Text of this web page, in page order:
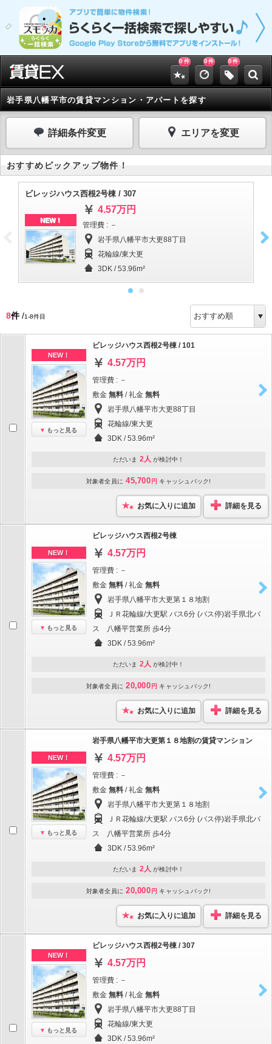
0 件 0件 0件
岩手県八幡平市の賃貸マンション・アパートを探す
詳細条件変更 エリアを変更
おすすめピックアップ物件！
ビレッジハウス西根2号棟 / 307
NEW！
4.57万円
管理費 : －
岩手県八幡平市大更88丁目
花輪線/東大更
3DK / 53.96m²
8件/1-8件目
NEW！
もっと見る
ビレッジハウス西根2号棟 / 101
4.57万円
管理費 : －
敷金 無料 / 礼金 無料
岩手県八幡平市大更88丁目
花輪線/東大更
3DK / 53.96m²
ただいま 2人 が検討中！
対象者全員に 45,700 円 キャッシュバック!
お気に入りに追加 詳細を見る
NEW！
もっと見る
ビレッジハウス西根2号棟
4.57万円
管理費 : －
敷金 無料 / 礼金 無料
岩手県八幡平市大更第１８地割
ＪＲ花輪線/大更駅 バス6分 (バス停)岩手県北バ
ス 八幡平営業所 歩4分
3DK / 53.96m²
ただいま 2人 が検討中！
対象者全員に 20,000 円 キャッシュバック!
お気に入りに追加 詳細を見る
NEW！
もっと見る
岩手県八幡平市大更第１８地割の賃貸マンション
4.57万円
管理費 : －
敷金 無料 / 礼金 無料
岩手県八幡平市大更第１８地割
ＪＲ花輪線/大更駅 バス6分 (バス停)岩手県北バ
ス 八幡平営業所 歩4分
3DK / 53.96m²
ただいま 2人 が検討中！
対象者全員に 20,000 円 キャッシュバック!
お気に入りに追加 詳細を見る
NEW！
もっと見る
ビレッジハウス西根2号棟 / 307
4.57万円
管理費 : －
敷金 無料 / 礼金 無料
岩手県八幡平市大更88丁目
花輪線/東大更
3DK / 53.96m²